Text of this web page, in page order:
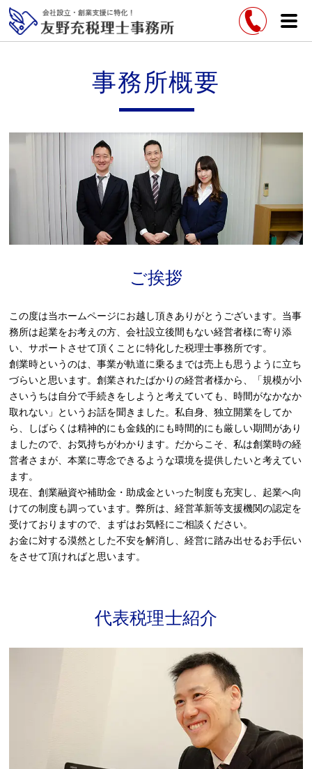
事務所概要
ご挨拶
この度は当ホームページにお越し頂きありがとうございます。当事
務所は起業をお考えの方、会社設立後間もない経営者様に寄り添
い、サポートさせて頂くことに特化した税理士事務所です。
創業時というのは、事業が軌道に乗るまでは売上も思うように立ち
づらいと思います。創業されたばかりの経営者様から、「規模が小
さいうちは自分で手続きをしようと考えていても、時間がなかなか
取れない」というお話を聞きました。私自身、独立開業をしてか
ら、しばらくは精神的にも金銭的にも時間的にも厳しい期間があり
ましたので、お気持ちがわかります。だからこそ、私は創業時の経
営者さまが、本業に専念できるような環境を提供したいと考えてい
ます。
現在、創業融資や補助金・助成金といった制度も充実し、起業へ向
けての制度も調っています。弊所は、経営革新等支援機関の認定を
受けておりますので、まずはお気軽にご相談ください。
お金に対する漠然とした不安を解消し、経営に踏み出せるお手伝い
をさせて頂ければと思います。
代表税理士紹介